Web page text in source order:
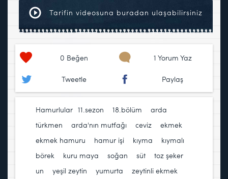
Tarifin videosuna buradan ulaşabilirsiniz
0 Beğen 1 Yorum Yaz
Tweetle Paylaş
Hamurlular 11.sezon 18.bölüm
arda
türkmen
arda'nın mutfağı ceviz ekmek
ekmek hamuru
hamur işi kıyma
kıymalı
börek
kuru maya soğan süt toz şeker
un
yeşil zeytin yumurta zeytinli ekmek